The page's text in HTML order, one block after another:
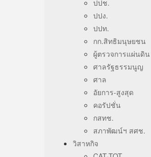
ปปช.
ปปง.
ปปท.
กก.สิทธิมนุษยชน
ผู้ตรวจการแผ่นดิน
ศาลรัฐธรรมนูญ
ศาล
อัยการ-สูงสุด
คอรัปชั่น
กสทช.
สภาพัฒน์ฯ สศช.
วิสาหกิจ